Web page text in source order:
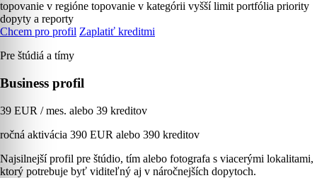
topovanie v regióne topovanie v kategórii vyšší limit portfólia priority
dopyty a reporty
Chcem pro profil Zaplatiť kreditmi
Pre štúdiá a tímy
Business profil
39 EUR / mes. alebo 39 kreditov
ročná aktivácia 390 EUR alebo 390 kreditov
Najsilnejší profil pre štúdio, tím alebo fotografa s viacerými lokalitami,
ktorý potrebuje byť viditeľný aj v náročnejších dopytoch.